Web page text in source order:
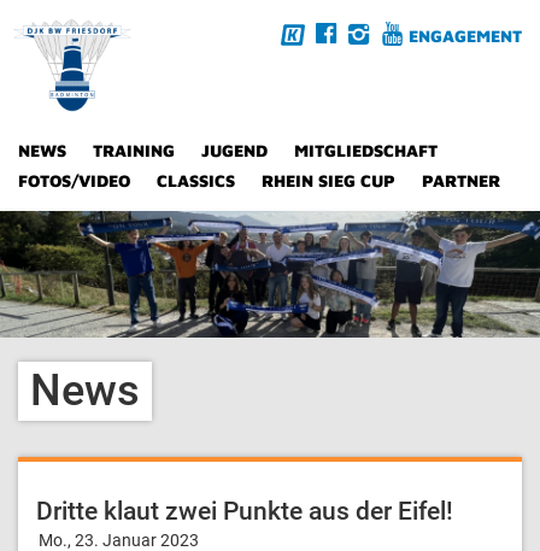
ENGAGEMENT
NEWS TRAINING JUGEND
MITGLIEDSCHAFT
FOTOS/VIDEO
CLASSICS RHEIN SIEG CUP PARTNER
News
Dritte klaut zwei Punkte aus der Eifel!
Mo., 23. Januar 2023